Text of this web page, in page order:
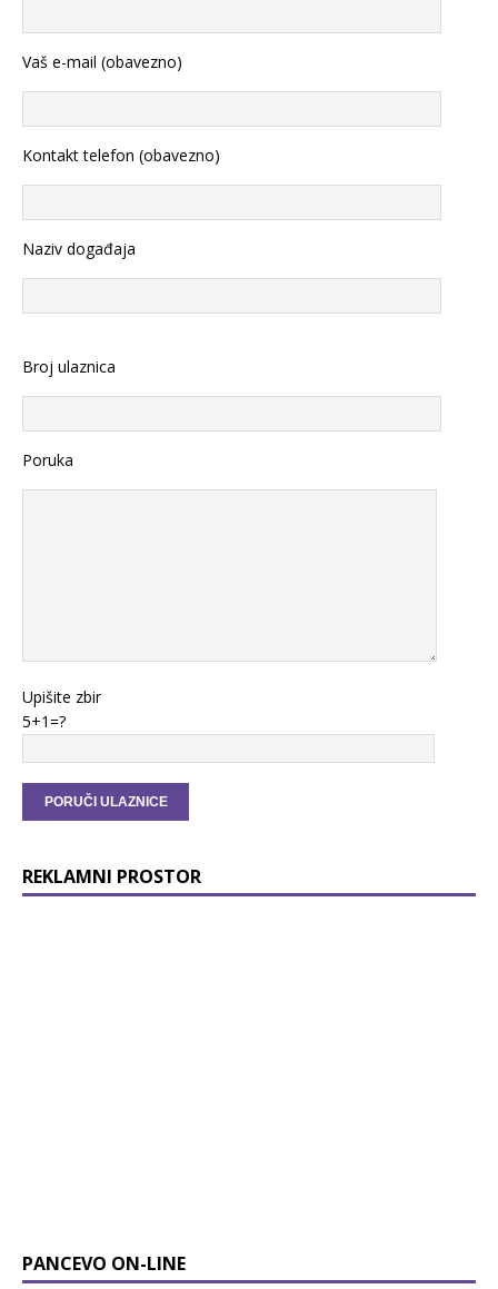
Vaš e-mail (obavezno)
Kontakt telefon (obavezno)
Naziv događaja
Broj ulaznica
Poruka
Upišite zbir
5+1=?
REKLAMNI PROSTOR
PANCEVO ON-LINE